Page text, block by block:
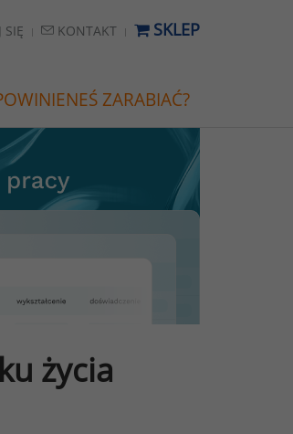
SIĘ KONTAKT SKLEP
ZARABIAĆ?
życia